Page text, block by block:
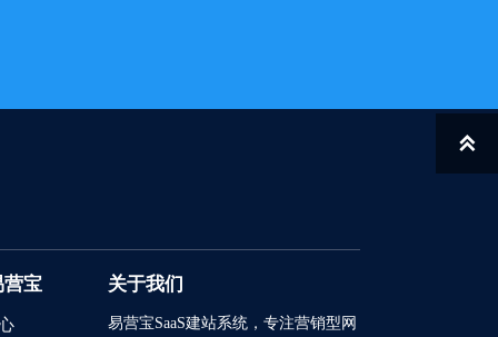
2025/07/04
营宝 关于我们
易营宝SaaS建站系统，专注营销型网
